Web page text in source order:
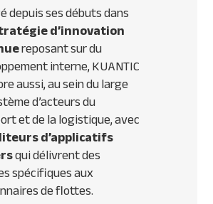
depuis ses débuts dans
d’innovation
reposant sur du
interne, KUANTIC
aussi, au sein du large
d’acteurs du
et de la logistique, avec
d’applicatifs
qui délivrent des
spécifiques aux
de flottes.